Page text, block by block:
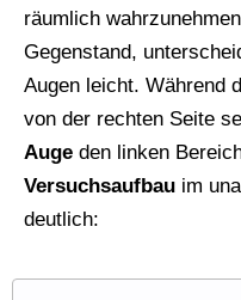
räumlich
Gegenstand,
Augen leicht. Während
von der rechten Seite
Auge den linken
Versuchsaufbau im
deutlich: